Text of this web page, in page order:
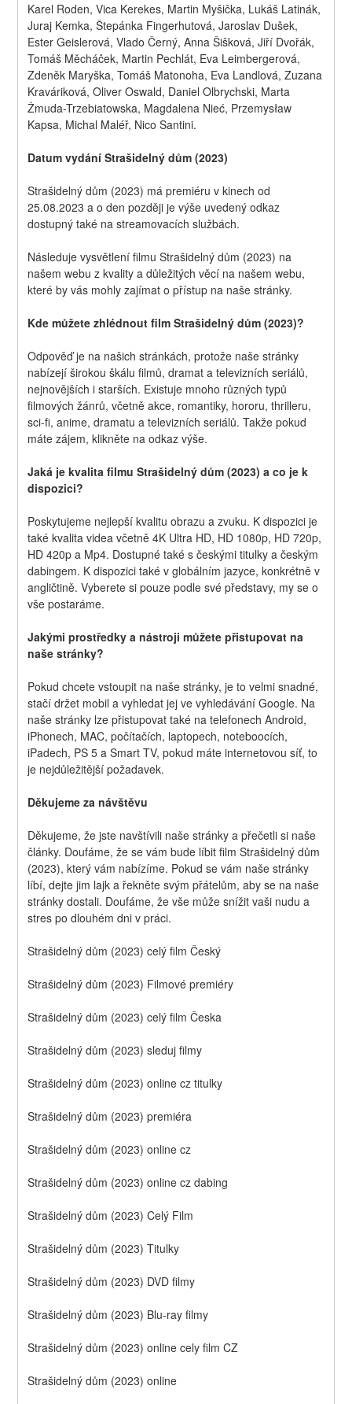
Karel Roden, Vica Kerekes, Martin Myšička, Lukáš Latinák,
Juraj Kemka, Štepánka Fingerhutová, Jaroslav Dušek,
Ester Geislerová, Vlado Černý, Anna Šišková, Jiří Dvořák,
Tomáš Měcháček, Martin Pechlát, Eva Leimbergerová,
Zdeněk Maryška, Tomáš Matonoha, Eva Landlová, Zuzana
Kraváriková, Oliver Oswald, Daniel Olbrychski, Marta
Żmuda-Trzebiatowska, Magdalena Nieć, Przemysław
Kapsa, Michal Maléř, Nico Santini.
Datum vydání Strašidelný dům (2023)
Strašidelný dům (2023) má premiéru v kinech od
25.08.2023 a o den později je výše uvedený odkaz
dostupný také na streamovacích službách.
Následuje vysvětlení filmu Strašidelný dům (2023) na
našem webu z kvality a důležitých věcí na našem webu,
které by vás mohly zajímat o přístup na naše stránky.
Kde můžete zhlédnout film Strašidelný dům (2023)?
Odpověď je na našich stránkách, protože naše stránky
nabízejí širokou škálu filmů, dramat a televizních seriálů,
nejnovějších i starších. Existuje mnoho různých typů
filmových žánrů, včetně akce, romantiky, hororu, thrilleru,
sci-fi, anime, dramatu a televizních seriálů. Takže pokud
máte zájem, klikněte na odkaz výše.
Jaká je kvalita filmu Strašidelný dům (2023) a co je k
dispozici?
Poskytujeme nejlepší kvalitu obrazu a zvuku. K dispozici je
také kvalita videa včetně 4K Ultra HD, HD 1080p, HD 720p,
HD 420p a Mp4. Dostupné také s českými titulky a českým
dabingem. K dispozici také v globálním jazyce, konkrétně v
angličtině. Vyberete si pouze podle své představy, my se o
vše postaráme.
Jakými prostředky a nástroji můžete přistupovat na
naše stránky?
Pokud chcete vstoupit na naše stránky, je to velmi snadné,
stačí držet mobil a vyhledat jej ve vyhledávání Google. Na
naše stránky lze přistupovat také na telefonech Android,
iPhonech, MAC, počítačích, laptopech, noteboocích,
iPadech, PS 5 a Smart TV, pokud máte internetovou síť, to
je nejdůležitější požadavek.
Děkujeme za návštěvu
Děkujeme, že jste navštívili naše stránky a přečetli si naše
články. Doufáme, že se vám bude líbit film Strašidelný dům
(2023), který vám nabízíme. Pokud se vám naše stránky
líbí, dejte jim lajk a řekněte svým přátelům, aby se na naše
stránky dostali. Doufáme, že vše může snížit vaši nudu a
stres po dlouhém dni v práci.
Strašidelný dům (2023) celý film Český
Strašidelný dům (2023) Filmové premiéry
Strašidelný dům (2023) celý film Česka
Strašidelný dům (2023) sleduj filmy
Strašidelný dům (2023) online cz titulky
Strašidelný dům (2023) premiéra
Strašidelný dům (2023) online cz
Strašidelný dům (2023) online cz dabing
Strašidelný dům (2023) Celý Film
Strašidelný dům (2023) Titulky
Strašidelný dům (2023) DVD filmy
Strašidelný dům (2023) Blu-ray filmy
Strašidelný dům (2023) online cely film CZ
Strašidelný dům (2023) online